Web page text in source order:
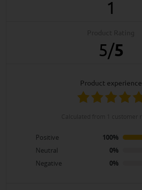
1
5/5
product experience
Positive
100%
Neutral
0%
Negative
0%